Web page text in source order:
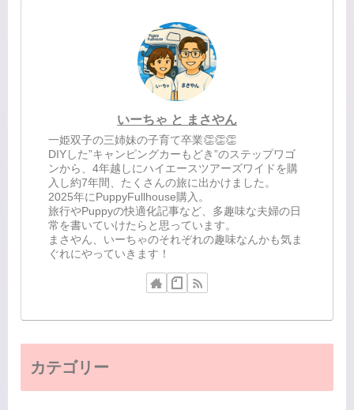
いーちゃ と まさやん
一姫双子の三姉妹の子育て卒業👏👏👏
DIYした”キャンピングカーもどき”のステップワゴ
ンから、4年越しにハイエースツアーズワイドを購
入し約7年間、たくさんの旅に出かけました。
2025年にPuppyFullhouse購入。
旅行やPuppyの快適化記事など、多趣味な夫婦の日
常を書いていけたらと思っています。
まさやん、いーちゃのそれぞれの趣味なんかも気ま
ぐれにやっていきます！
カテゴリー